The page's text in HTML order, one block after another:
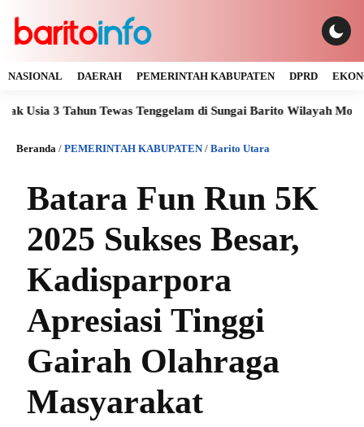
NASIONAL DAERAH PEMERINTAH KABUPATEN DPRD
Tewas Tenggelam di Sungai Barito Wilayah Montallat
Beranda / PEMERINTAH KABUPATEN/ Barito Utara
Batara Fun Run 5K
2025 Sukses Besar,
Kadisparpora
Apresiasi Tinggi
Gairah Olahraga
Masyarakat